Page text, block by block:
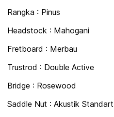
Rangka : Pinus
Headstock : Mahogani
Fretboard : Merbau
Trustrod : Double Active
Bridge : Rosewood
Saddle Nut : Akustik Standart